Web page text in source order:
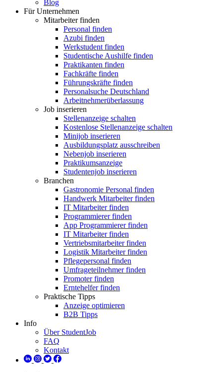
Blog
Für Unternehmen
Mitarbeiter finden
Personal finden
Azubi finden
Werkstudent finden
Studentische Aushilfe finden
Praktikanten finden
Fachkräfte finden
Führungskräfte finden
Personalsuche Deutschland
Arbeitnehmerüberlassung
Job inserieren
Stellenanzeige schalten
Kostenlose Stellenanzeige schalten
Minijob inserieren
Ausbildungsplatz ausschreiben
Nebenjob inserieren
Praktikumsanzeige
Studentenjob inserieren
Branchen
Gastronomie Personal finden
Handwerk Mitarbeiter finden
IT Mitarbeiter finden
Programmierer finden
App Programmierer finden
IT Mitarbeiter finden
Vertriebsmitarbeiter finden
Logistik Mitarbeiter finden
Pflegepersonal finden
Umfrageteilnehmer finden
Promoter finden
Erntehelfer finden
Praktische Tipps
Anzeige optimieren
B2B Tipps
Info
Über StudentJob
FAQ
Kontakt